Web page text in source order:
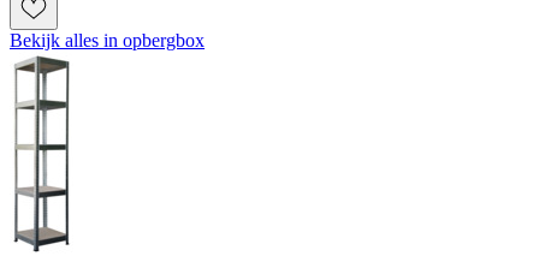
Bekijk alles in opbergbox